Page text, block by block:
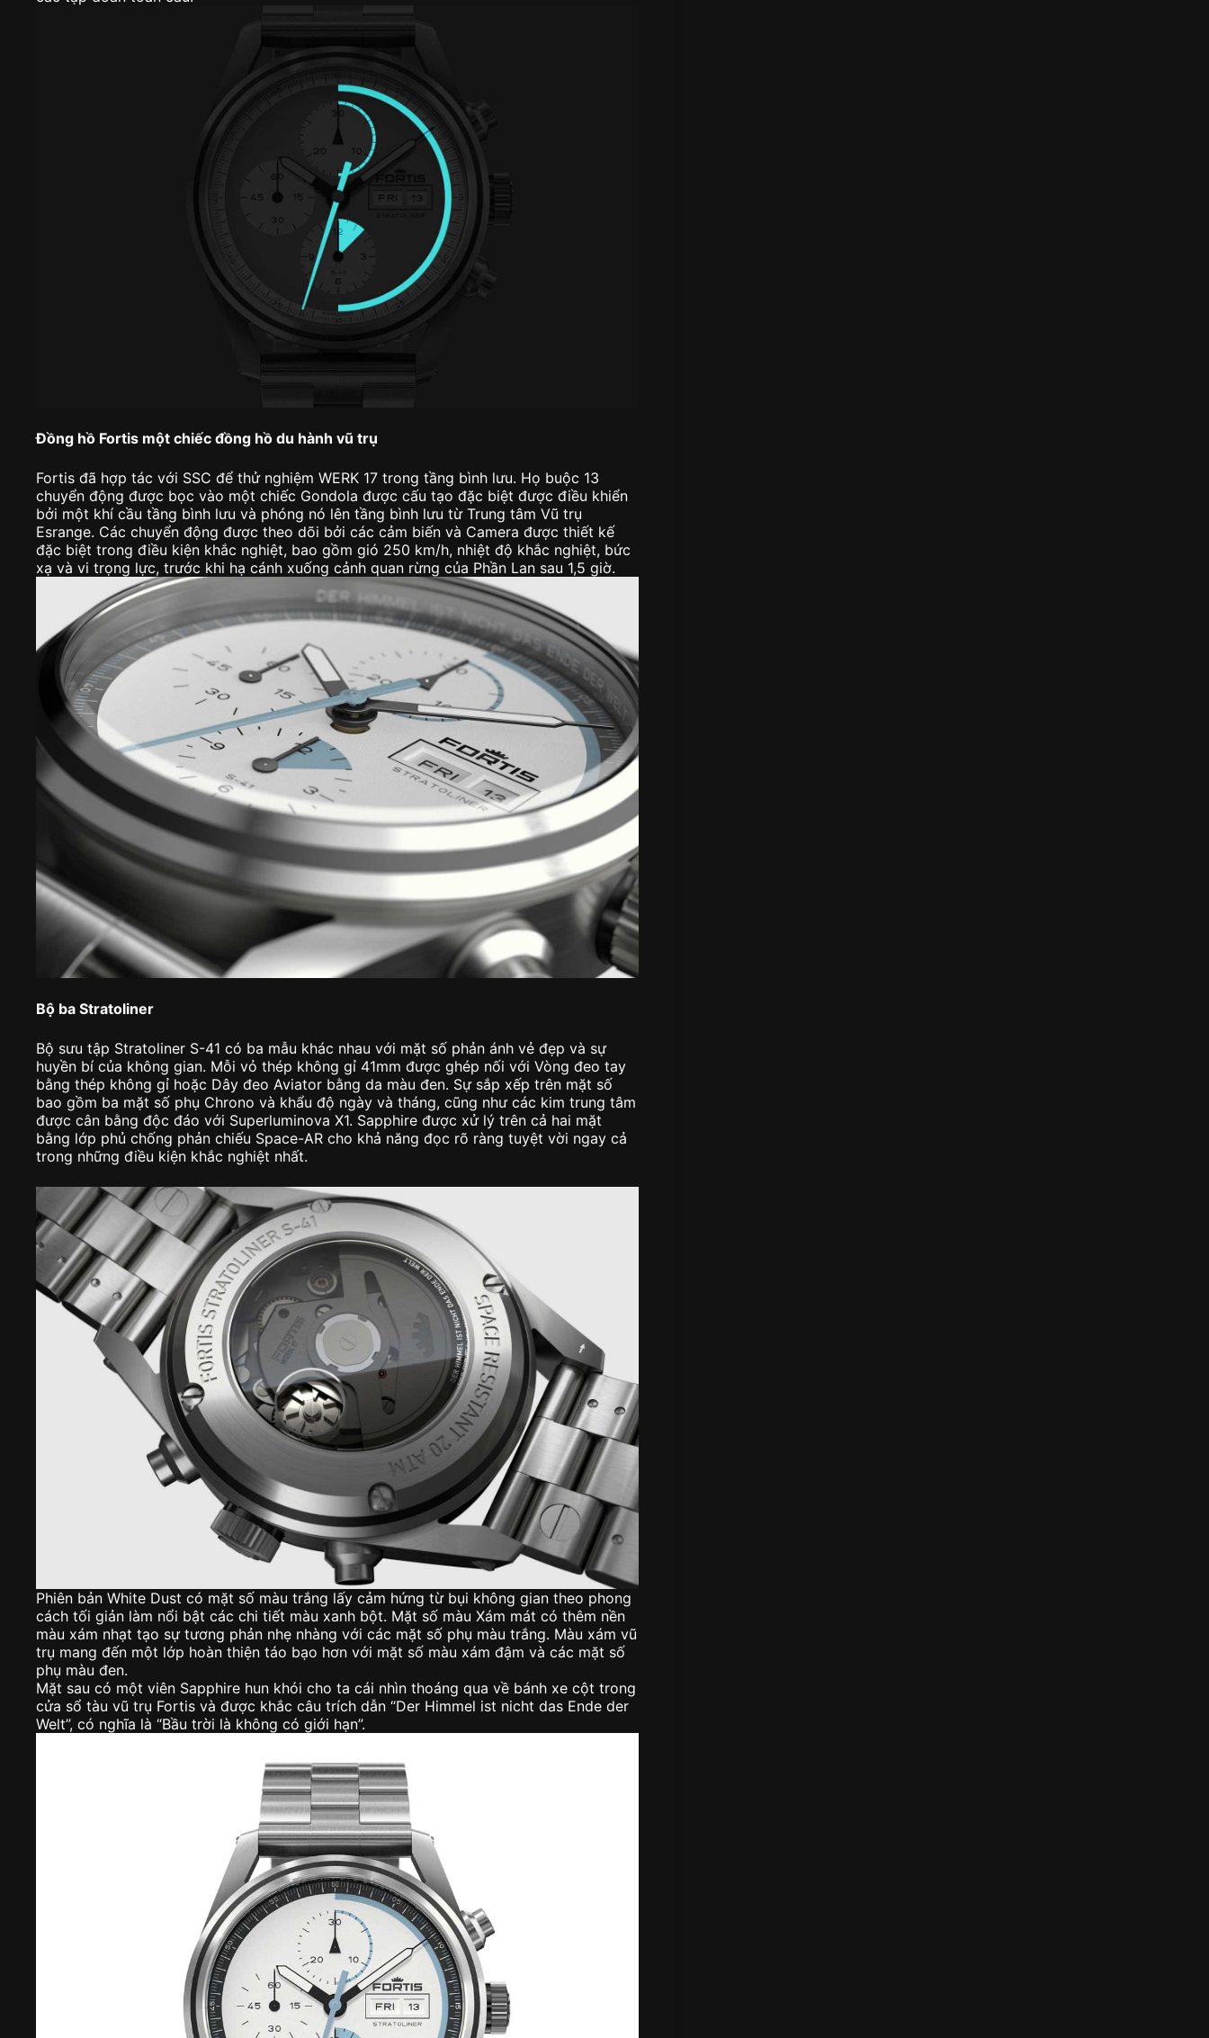
Đồng hồ Fortis một chiếc đồng hồ du hành vũ trụ
Fortis đã hợp tác với SSC để thử nghiệm WERK 17 trong tầng bình lưu. Họ buộc 13
chuyển động được bọc vào một chiếc Gondola được cấu tạo đặc biệt được điều khiển
bởi một khí cầu tầng bình lưu và phóng nó lên tầng bình lưu từ Trung tâm Vũ trụ
Esrange. Các chuyển động được theo dõi bởi các cảm biến và Camera được thiết kế
đặc biệt trong điều kiện khắc nghiệt, bao gồm gió 250 km/h, nhiệt độ khắc nghiệt, bức
xạ và vi trọng lực, trước khi hạ cánh xuống cảnh quan rừng của Phần Lan sau 1,5 giờ.
Bộ ba Stratoliner
Bộ sưu tập Stratoliner S-41 có ba mẫu khác nhau với mặt số phản ánh vẻ đẹp và sự
huyền bí của không gian. Mỗi vỏ thép không gỉ 41mm được ghép nối với Vòng đeo tay
bằng thép không gỉ hoặc Dây đeo Aviator bằng da màu đen. Sự sắp xếp trên mặt số
bao gồm ba mặt số phụ Chrono và khẩu độ ngày và tháng, cũng như các kim trung tâm
được cân bằng độc đáo với Superluminova X1. Sapphire được xử lý trên cả hai mặt
bằng lớp phủ chống phản chiếu Space-AR cho khả năng đọc rõ ràng tuyệt vời ngay cả
trong những điều kiện khắc nghiệt nhất.
Phiên bản White Dust có mặt số màu trắng lấy cảm hứng từ bụi không gian theo phong
cách tối giản làm nổi bật các chi tiết màu xanh bột. Mặt số màu Xám mát có thêm nền
màu xám nhạt tạo sự tương phản nhẹ nhàng với các mặt số phụ màu trắng. Màu xám vũ
trụ mang đến một lớp hoàn thiện táo bạo hơn với mặt số màu xám đậm và các mặt số
phụ màu đen.
Mặt sau có một viên Sapphire hun khói cho ta cái nhìn thoáng qua về bánh xe cột trong
cửa sổ tàu vũ trụ Fortis và được khắc câu trích dẫn “Der Himmel ist nicht das Ende der
Welt”, có nghĩa là “Bầu trời là không có giới hạn”.